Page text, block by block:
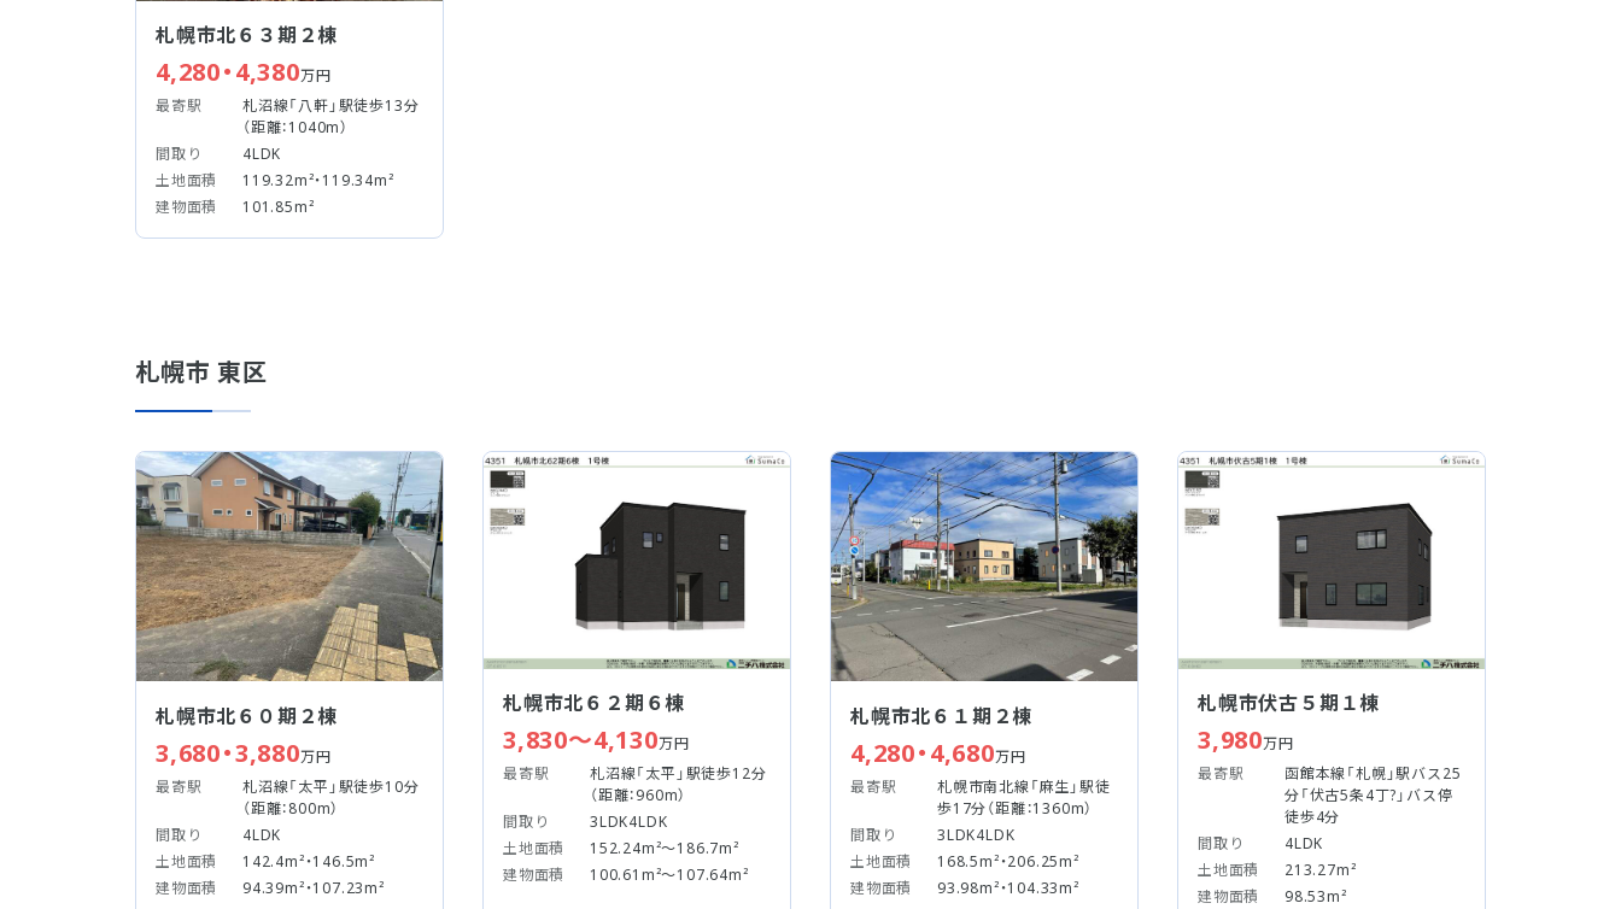
札幌市北６３期２棟
4,280・4,380万円
最寄駅
札沼線「八軒」駅徒歩13分
（距離：1040m）
間取り
4LDK
土地面積
119.32m²・119.34m²
建物面積
101.85m²
札幌市 東区
札幌市北６０期２棟
3,680・3,880万円
最寄駅
札沼線「太平」駅徒歩10分
（距離：800m）
間取り
4LDK
土地面積
142.4m²・146.5m²
建物面積
94.39m²・107.23m²
札幌市北６２期６棟
3,830～4,130万円
最寄駅
札沼線「太平」駅徒歩12分
（距離：960m）
間取り
3LDK4LDK
土地面積
152.24m²～186.7m²
建物面積
100.61m²～107.64m²
札幌市北６１期２棟
4,280・4,680万円
最寄駅
札幌市南北線「麻生」駅徒
歩17分（距離：1360m）
間取り
3LDK4LDK
土地面積
168.5m²・206.25m²
建物面積
93.98m²・104.33m²
札幌市伏古５期１棟
3,980万円
最寄駅
函館本線「札幌」駅バス25
分「伏古5条4丁?」バス停
徒歩4分
間取り
4LDK
土地面積
213.27m²
建物面積
98.53m²